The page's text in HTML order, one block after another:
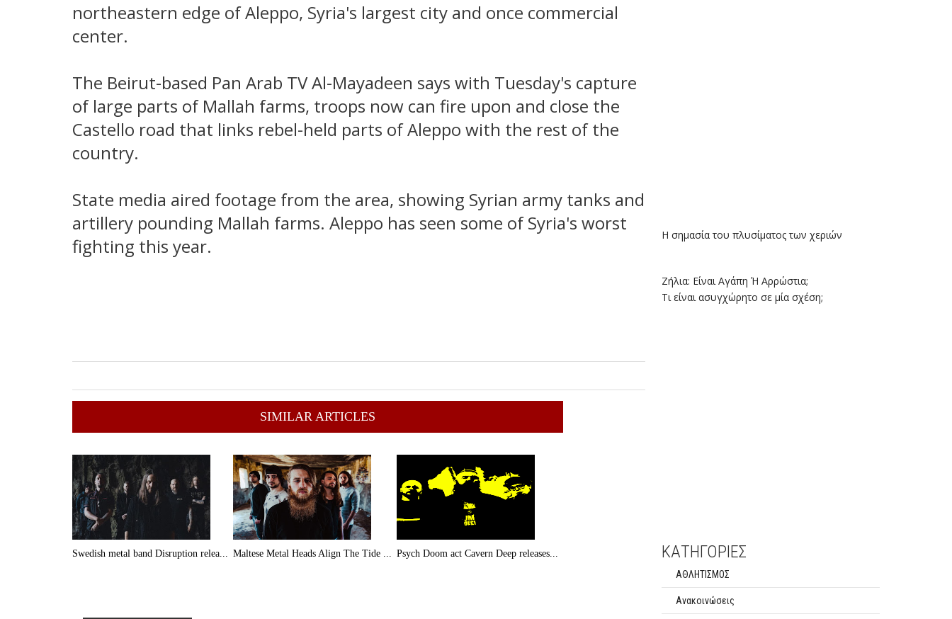
northeastern edge of Aleppo, Syria's largest city and once commercial
center.
The Beirut-based Pan Arab TV Al-Mayadeen says with Tuesday's capture
of large parts of Mallah farms, troops now can fire upon and close the
Castello road that links rebel-held parts of Aleppo with the rest of the
country.
State media aired footage from the area, showing Syrian army tanks and
artillery pounding Mallah farms. Aleppo has seen some of Syria's worst
fighting this year.
SIMILAR ARTICLES
Swedish metal band Disruption relea... Maltese Metal Heads Align The Tide ... Psych Doom act Cavern Deep releases...
Η σημασία του πλυσίματος των χεριών
Ζήλια: Είναι Αγάπη Ή Αρρώστια;
Τι είναι ασυγχώρητο σε μία σχέση;
ΚΑΤΗΓΟΡΙΕΣ
ΑΘΛΗΤΙΣΜΟΣ
Ανακοινώσεις